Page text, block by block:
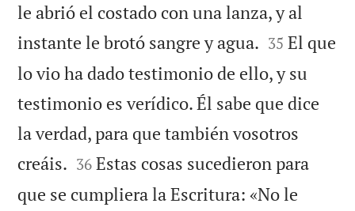
le abrió el costado con una lanza, y al
instante le brotó sangre y agua. 

35 El que
lo vio ha dado testimonio de ello, y su
testimonio es verídico. Él sabe que dice
la verdad, para que también vosotros
creáis. 

36 Estas cosas sucedieron para
que se cumpliera la Escritura: «No le